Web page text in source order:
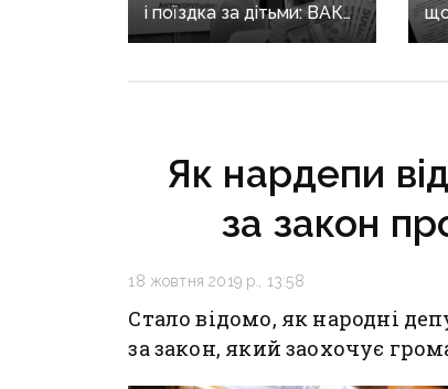
і поїздка за дітьми: ВАКС
знову відмовив
що
Як нардепи
за закон
18 жовтня 2019 р., 13:58
Стало відомо, як народні
за закон, який заохочує